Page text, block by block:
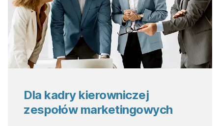
Dla kadry kierowniczej
zespołów marketingowych